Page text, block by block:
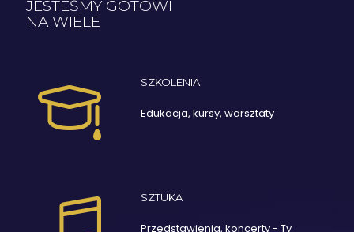
JESTEŚMY GOTOWI
NA WIELE
SZKOLENIA
Edukacja, kursy, warsztaty
SZTUKA
Przedstawienia, koncerty - Ty